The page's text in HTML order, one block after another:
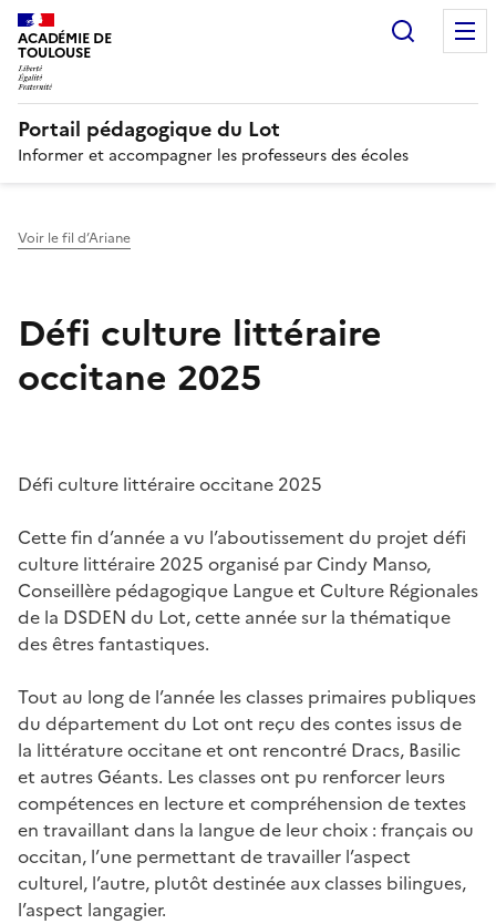
ACADÉMIE DE
TOULOUSE
Portail pédagogique du Lot
Informer et accompagner les professeurs des écoles
Voir le fil d’Ariane
Défi culture littéraire
occitane 2025
Défi culture littéraire occitane 2025
Cette fin d’année a vu l’aboutissement du projet défi
culture littéraire 2025 organisé par Cindy Manso,
Conseillère pédagogique Langue et Culture Régionales
de la DSDEN du Lot, cette année sur la thématique
des êtres fantastiques.
Tout au long de l’année les classes primaires publiques
du département du Lot ont reçu des contes issus de
la littérature occitane et ont rencontré Dracs, Basilic
et autres Géants. Les classes ont pu renforcer leurs
compétences en lecture et compréhension de textes
en travaillant dans la langue de leur choix : français ou
occitan, l’une permettant de travailler l’aspect
culturel, l’autre, plutôt destinée aux classes bilingues,
l’aspect langagier.